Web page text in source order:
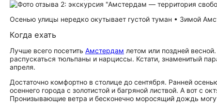
Осенью улицы нередко окутывает густой туман • Зимой
Когда ехать
Лучше всего посетить Амстердам летом или поздней
распускаться тюльпаны и нарциссы. Кстати, знаменитый
апреля.
Достаточно комфортно в столице до сентября. Ранней
осеннего города с золотистой и багряной листвой. А вот с
Пронизывающие ветра и бесконечно моросящий дождь